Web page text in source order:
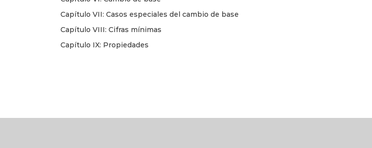
Capítulo VII: Casos especiales del cambio de base
Capítulo VIII: Cifras mínimas
Capítulo IX: Propiedades